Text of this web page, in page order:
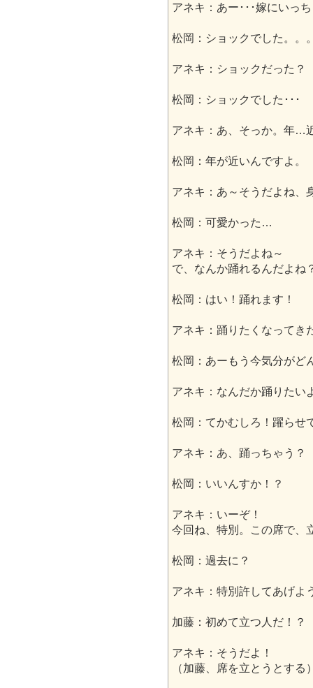
アネキ：あー･･･嫁にいっ
松岡：ショックでした。。
アネキ：ショックだった？
松岡：ショックでした･･･
アネキ：あ、そっか。年…
松岡：年が近いんですよ。
アネキ：あ～そうだよね、
松岡：可愛かった…
アネキ：そうだよね～
で、なんか踊れるんだよね
松岡：はい！踊れます！
アネキ：踊りたくなってき
松岡：あーもう今気分が
アネキ：なんだか踊りたい
松岡：てかむしろ！躍らせ
アネキ：あ、踊っちゃう？
松岡：いいんすか！？
アネキ：いーぞ！
今回ね、特別。この席で、
松岡：過去に？
アネキ：特別許してあげよ
加藤：初めて立つ人だ！？
アネキ：そうだよ！
（加藤、席を立とうとする